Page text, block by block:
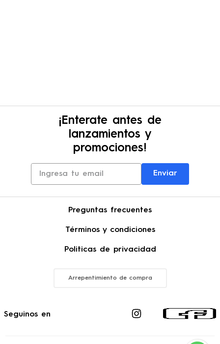
¡Enterate antes de
lanzamientos y
promociones!
Enviar
Preguntas frecuentes
Términos y condiciones
Politicas de privacidad
Arrepentimiento de compra
Seguinos en